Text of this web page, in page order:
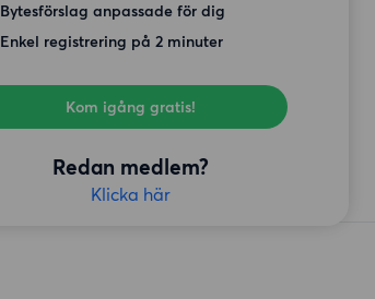
Bytesförslag anpassade för dig
Enkel registrering på 2 minuter
Kom igång gratis!
Redan medlem?
Klicka här